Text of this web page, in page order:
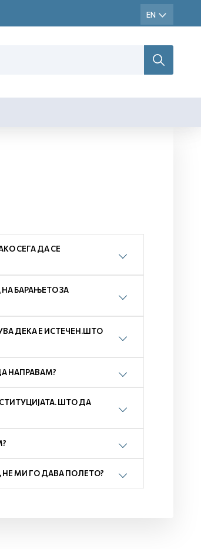
СЕГА ДА СЕ
БАРАЊЕТО ЗА
ДЕКА Е ИСТЕЧЕН.ШТО
НАПРАВАМ?
ШТО ДА
НЕ МИ ГО ДАВА ПОЛЕТО?